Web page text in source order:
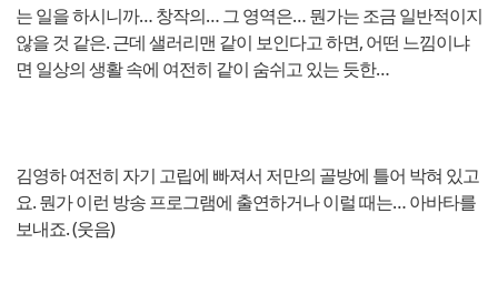
는 일을 하시니까… 창작의… 그 영역은… 뭔가는 조금 일반적이지
않을 것 같은. 근데 샐러리맨 같이 보인다고 하면, 어떤 느낌이냐
면 일상의 생활 속에 여전히 같이 숨쉬고 있는 듯한…
김영하 여전히 자기 고립에 빠져서 저만의 골방에 틀어 박혀 있고
요. 뭔가 이런 방송 프로그램에 출연하거나 이럴 때는… 아바타를
보내죠. (웃음)